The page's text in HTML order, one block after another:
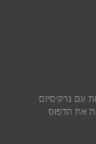
את הדפוס